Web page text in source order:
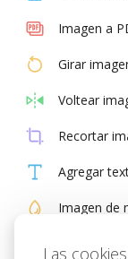
Las
Imagen a
Girar
Voltear
Recortar
Agregar
Imagen de
Generador